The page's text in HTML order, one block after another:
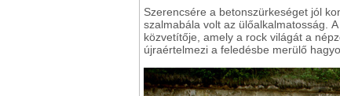
Szerencsére a betonszürkeséget jól
szalmabála volt az ülőalkalmatosság.
közvetítője, amely a rock világát a
újraértelmezi a feledésbe merülő